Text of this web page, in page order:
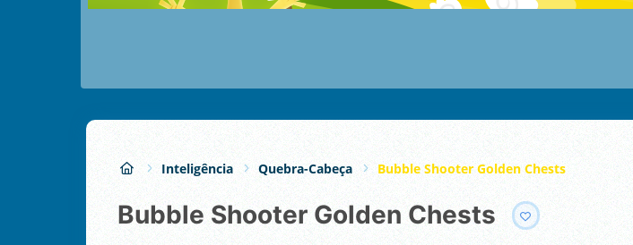
Inteligência Quebra-Cabeça Bubble Shooter Golden Chests
Bubble Shooter Golden Chests